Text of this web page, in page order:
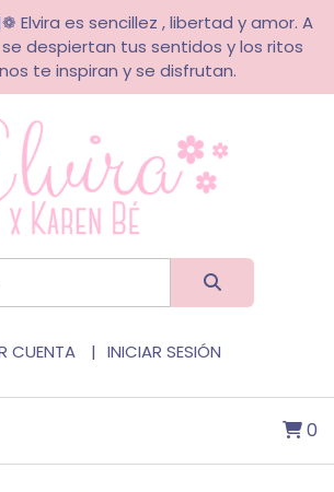
Elvira es sencillez , libertad y amor. A
se despiertan tus sentidos y los ritos
te inspiran y se disfrutan.
CUENTA INICIAR SESIÓN
0